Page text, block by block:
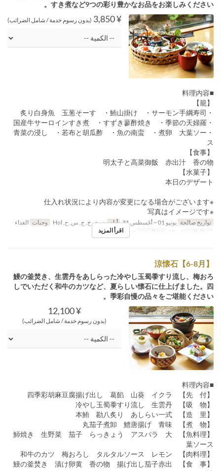
すき煮など9つの彩り豊かなお品をお楽しみください。
¥ 3,850 (بدون رسوم خدمة / شامل الضرائب)
■料理内容
【籠】
・炙り白身魚 玉葱そーす ・鮪山掛け ・サーモン手綱寿司
・国産牛サーロインすき煮 ・すずき蓼酢焼き ・季節の天婦羅
・青菜の浸し ・若布と胡瓜酢 ・魚の南蛮 ・煮卵 大葉ソー
ス
【食事】
明太子と高菜御飯 赤出汁 香の物
【水菓子】
本日のデザート
※仕入れ状況により内容が変更になる場合がございます
※写真はイメージです
تواريخ صالحة يونيو 01 ~ أغسطس 31 أيام ن, ث, خ, ج, س, ح, Hol وجبات الغداء
حد الطلب
فئة المقعد اقرأ المزيد
涼懐石【6-8月】
鰻の釜焚き、生雲丹をあしらった冷やし玉蜀黍すり流し、梅おろ
しでいただく和牛のカツなど、夏らしい懐石に仕上げました。四
季彩自慢の品々をご堪能ください。
¥ 12,100
(بدون رسوم خدمة / شامل الضرائب)
■料理内容
【先 付】 四季彩胡麻豆腐揚げ出し 葛餡 山葵 イクラ
【吸 物】 冷やし玉蜀黍すり流し 生雲丹
【造 里】 本鮪 勘八炙り あしらい一式
【煮 物】 丸茄子煮卸 鱧唐揚げ 青味
【魚料理】 魳焼き 生野菜 茄子 らっきょう アスパラ 大
葉ソース
【肉料理】 和牛のカツ 梅おろし タルタルソース レモン
【食 事】 鰻の釜焚き 漬け卵黄 香の物 揚げ出し茄子赤出